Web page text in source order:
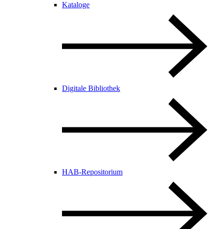
Kataloge
Digitale Bibliothek
HAB-Repositorium